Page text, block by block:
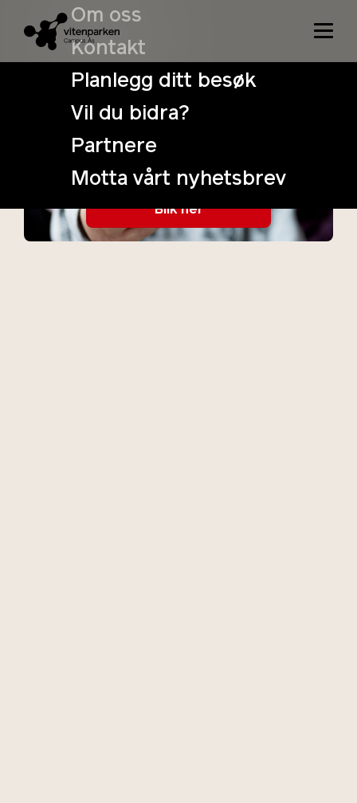
Om oss
Kontakt
Planlegg ditt besøk
Vil du bidra?
Partnere
Motta vårt nyhetsbrev
VitenSmak –
1.-4. trinn
Biik her